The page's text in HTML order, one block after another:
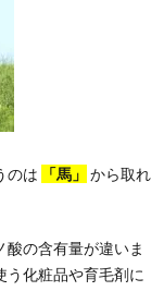
のは 「馬」 から取れ
の含有量が違いま
う化粧品や育毛剤に